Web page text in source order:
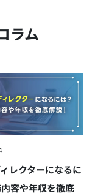
ラム
レクターになるに
容や年収を徹底